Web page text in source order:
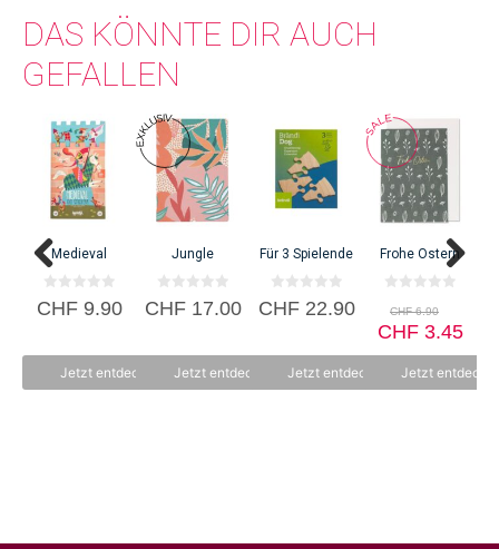
DAS KÖNNTE DIR AUCH
GEFALLEN
Medieval
0
v
5
CHF9.90
Jetzt entdecken
Jungle
0
v
5
CHF17.00
Jetzt entdecken
Für 3 Spielende
0
v
5
CHF22.90
Jetzt entdecken
Frohe Ostern
v
o
n
5
CHF6.90
Preis
CHF
CHF3.45
ist:
Jetzt